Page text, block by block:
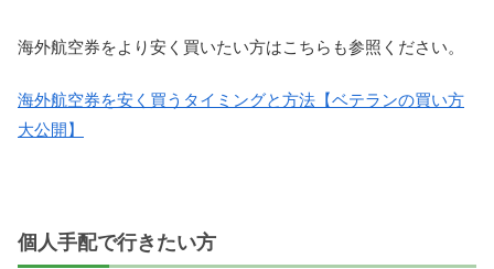
海外航空券をより安く買いたい方はこちらも参照ください。
海外航空券を安く買うタイミングと方法【ベテランの買い方
大公開】
個人手配で行きたい方